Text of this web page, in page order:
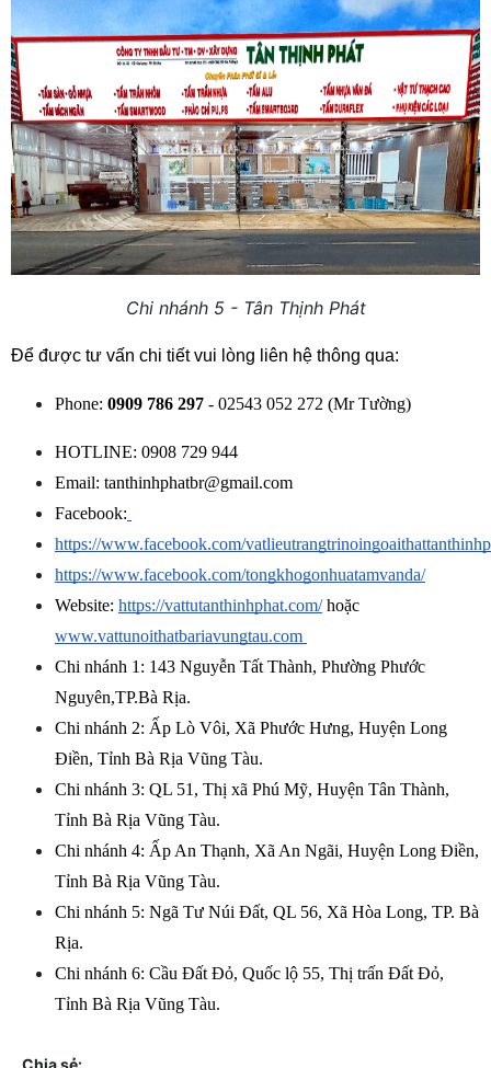
Chi nhánh 5 - Tân Thịnh Phát
Để được tư vấn chi tiết vui lòng liên hệ thông qua:
Phone: 0909 786 297 - 02543 052 272 (Mr Tường)
HOTLINE: 0908 729 944
Email: tanthinhphatbr@gmail.com
Facebook:
https://www.facebook.com/
https://www.facebook.com/tongkhogonhuatamvanda/
Website: https://vattutanthinhphat.com/
www.vattunoithatbariavungtau.com
Chi nhánh 1: 143 Nguyễn Tất Thành, Phường Phước
Nguyên,TP.Bà Rịa.
Chi nhánh 2: Ấp Lò Vôi, Xã Phước Hưng, Huyện Long
Điền, Tỉnh Bà Rịa Vũng Tàu.
Chi nhánh 3: QL 51, Thị xã Phú Mỹ, Huyện Tân Thành,
Tỉnh Bà Rịa Vũng Tàu.
Chi nhánh 4: Ấp An Thạnh, Xã An Ngãi, Huyện Long Điền,
Tỉnh Bà Rịa Vũng Tàu.
Chi nhánh 5: Ngã Tư Núi Đất, QL 56, Xã Hòa Long, TP. Bà
Rịa.
Chi nhánh 6: Cầu Đất Đỏ, Quốc lộ 55, Thị trấn Đất Đỏ,
Tỉnh Bà Rịa Vũng Tàu.
Chia sẻ: